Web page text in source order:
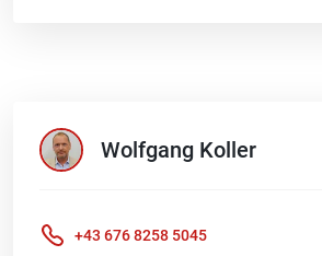
Wolfgang Koller
+43 676 8258 5045